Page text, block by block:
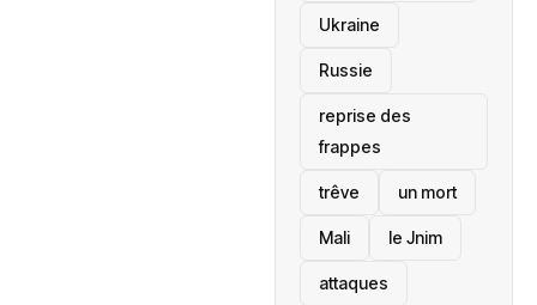
Ukraine
Russie
reprise des
frappes
trêve un mort
Mali le Jnim
attaques